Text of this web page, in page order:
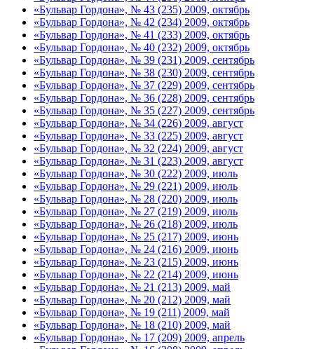
«Бульвар Гордона», № 43 (235) 2009, октябрь
«Бульвар Гордона», № 42 (234) 2009, октябрь
«Бульвар Гордона», № 41 (233) 2009, октябрь
«Бульвар Гордона», № 40 (232) 2009, октябрь
«Бульвар Гордона», № 39 (231) 2009, сентябрь
«Бульвар Гордона», № 38 (230) 2009, сентябрь
«Бульвар Гордона», № 37 (229) 2009, сентябрь
«Бульвар Гордона», № 36 (228) 2009, сентябрь
«Бульвар Гордона», № 35 (227) 2009, сентябрь
«Бульвар Гордона», № 34 (226) 2009, август
«Бульвар Гордона», № 33 (225) 2009, август
«Бульвар Гордона», № 32 (224) 2009, август
«Бульвар Гордона», № 31 (223) 2009, август
«Бульвар Гордона», № 30 (222) 2009, июль
«Бульвар Гордона», № 29 (221) 2009, июль
«Бульвар Гордона», № 28 (220) 2009, июль
«Бульвар Гордона», № 27 (219) 2009, июль
«Бульвар Гордона», № 26 (218) 2009, июль
«Бульвар Гордона», № 25 (217) 2009, июнь
«Бульвар Гордона», № 24 (216) 2009, июнь
«Бульвар Гордона», № 23 (215) 2009, июнь
«Бульвар Гордона», № 22 (214) 2009, июнь
«Бульвар Гордона», № 21 (213) 2009, май
«Бульвар Гордона», № 20 (212) 2009, май
«Бульвар Гордона», № 19 (211) 2009, май
«Бульвар Гордона», № 18 (210) 2009, май
«Бульвар Гордона», № 17 (209) 2009, апрель